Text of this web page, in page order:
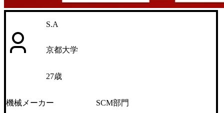
S.A
京都大学
27歳
機械メーカー SCM部門